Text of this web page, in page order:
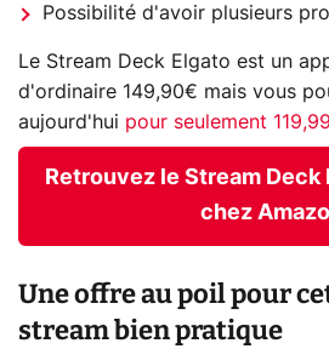
Possibilité d'avoir plusieurs
Le Stream Deck Elgato est un
d'ordinaire 149,90€ mais vous
aujourd'hui pour seulement
Retrouvez le Stream Deck
chez
Une offre au poil pour
stream bien pratique